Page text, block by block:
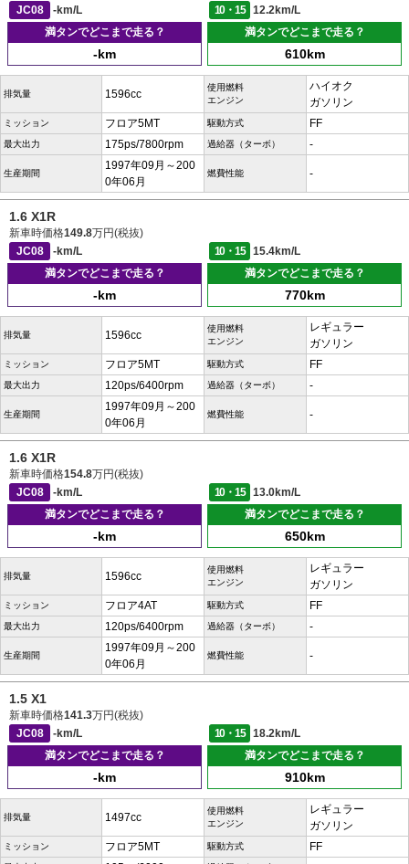
JC08
-km/L 10・15
12.2km/L
満タンでどこまで走る？
-km
満タンでどこまで走る？
610km
排気量 1596cc
使用燃料
エンジン
ハイオク
ガソリン
ミッション フロア5MT 駆動方式 FF
最大出力 175ps/7800rpm 過給器（ターボ） -
生産期間
1997年09月～200
0年06月
燃費性能 -
1.6 X1R
新車時価格149.8万円(税抜)
JC08
-km/L 10・15
15.4km/L
満タンでどこまで走る？
-km
満タンでどこまで走る？
770km
排気量 1596cc
使用燃料
エンジン
レギュラー
ガソリン
ミッション フロア5MT 駆動方式 FF
最大出力 120ps/6400rpm 過給器（ターボ） -
生産期間
1997年09月～200
0年06月
燃費性能 -
1.6 X1R
新車時価格154.8万円(税抜)
JC08
-km/L 10・15
13.0km/L
満タンでどこまで走る？
-km
満タンでどこまで走る？
650km
排気量 1596cc
使用燃料
エンジン
レギュラー
ガソリン
ミッション フロア4AT 駆動方式 FF
最大出力 120ps/6400rpm 過給器（ターボ） -
生産期間
1997年09月～200
0年06月
燃費性能 -
1.5 X1
新車時価格141.3万円(税抜)
JC08
-km/L 10・15
18.2km/L
満タンでどこまで走る？
-km
満タンでどこまで走る？
910km
排気量 1497cc
使用燃料
エンジン
レギュラー
ガソリン
ミッション フロア5MT 駆動方式 FF